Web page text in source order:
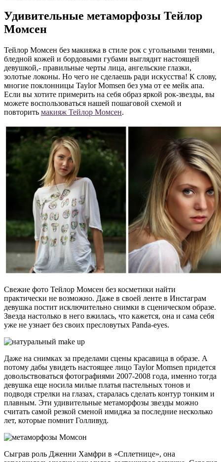
Удивительные метаморфозы Тейлор
Момсен
Тейлор Момсен без макияжа в стиле рок с угольными тенями,
бледной кожей и бордовыми губами выглядит настоящей
девушкой,- правильные черты лица, ангельские глазки,
золотые локоны. Но чего не сделаешь ради искусства! К слову,
многие поклонницы Taylor Momsen без ума от ее мейк апа.
Если вы хотите примерить на себя образ яркой рок-звезды, вы
можете воспользоваться нашей пошаговой схемой и
повторить макияж Тейлор Момсен.
Свежие фото Тейлор Момсен без косметики найти
практически не возможно. Даже в своей ленте в Инстаграм
девушка постит исключительно снимки в сценическом образе.
Звезда настолько в него вжилась, что кажется, она и сама себя
уже не узнает без своих пресловутых Panda-eyes.
Даже на снимках за пределами сцены красавица в образе. А
потому дабы увидеть настоящее лицо Taylor Momsen придется
довольствоваться фотографиями 2007-2008 года, именно тогда
девушка еще носила милые платья пастельных тонов и
подводя стрелки на глазах, старалась сделать контур тонким и
плавным. Эти удивительные метаморфозы звезды можно
считать самой резкой сменой имиджа за последние несколько
лет, которые помнит Голливуд.
Сыграв роль Дженни Хамфри в «Сплетнице», она